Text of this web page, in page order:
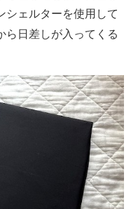
飲料・お酒
シェルターを使用して
ら日差しが入ってくる